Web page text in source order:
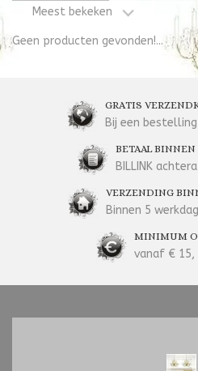
Meest bekeken
Geen producten gevonden!...
GRATIS
Bij een
BETAAL BINNEN
BILLINK
VERZENDING
Binnen 5
MINIMUM
vanaf € 15,